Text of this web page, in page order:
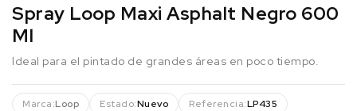
Spray Loop Maxi Asphalt Negro 600
Ml
Ideal para el pintado de grandes áreas en poco tiempo.
Marca:Loop Estado:Nuevo Referencia:LP435